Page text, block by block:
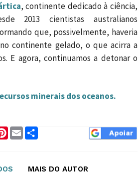
, continente dedicado à ciência,
2013 cientistas australianos
que, possivelmente, haveria
continente gelado, o que acirra a
E agora, continuamos a detonar o
minerais dos oceanos.
Pinterest
Email
MAIS DO AUTOR